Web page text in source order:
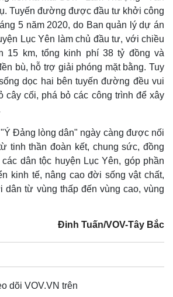
Tuyến đường được đầu tư khởi công
5 năm 2020, do Ban quản lý dự án
Lục Yên làm chủ đầu tư, với chiều
15 km, tổng kinh phí 38 tỷ đồng và
bù, hỗ trợ giải phóng mặt bằng. Tuy
dọc hai bên tuyến đường đều vui
cây cối, phá bỏ các công trình để xây
Đảng lòng dân" ngày càng được nối
tinh thần đoàn kết, chung sức, đồng
các dân tộc huyện Lục Yên, góp phần
kinh tế, nâng cao đời sống vật chất,
dân từ vùng thấp đến vùng cao, vùng
Đinh Tuấn/VOV-Tây Bắc
dõi VOV.VN trên